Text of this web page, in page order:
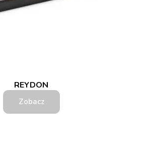
REYDON
Zobacz